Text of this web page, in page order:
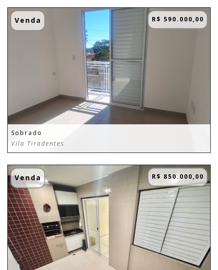
Venda R$ 590.000,00
Sobrado
Vila Tiradentes
Venda R$ 850.000,00